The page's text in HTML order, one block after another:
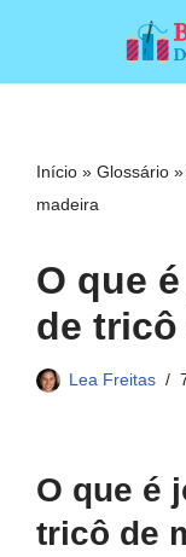
conteúdo
Início » Glossário »
madeira
O que
de tricô
Lea Freitas
O que é
tricô de